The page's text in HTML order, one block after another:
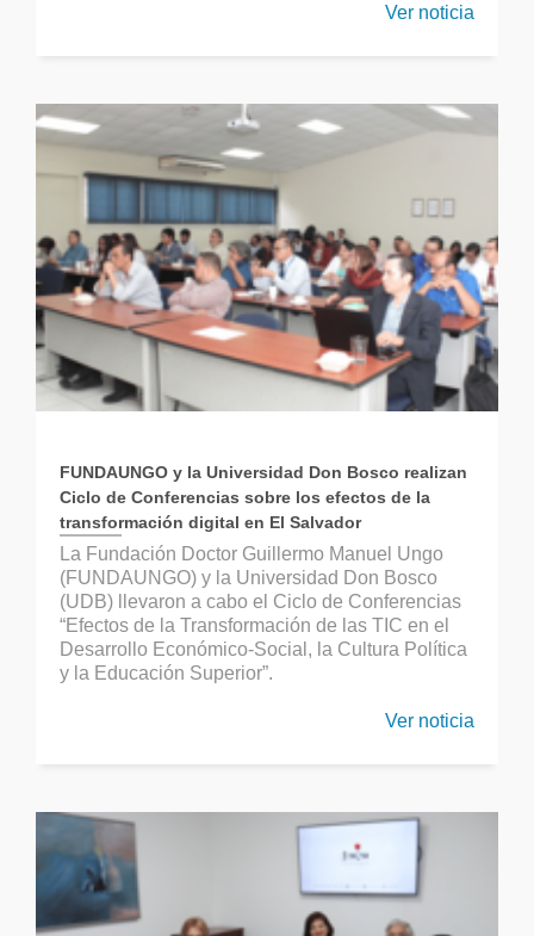
Ver noticia
FUNDAUNGO y la Universidad Don Bosco realizan
Ciclo de Conferencias sobre los efectos de la
transformación digital en El Salvador
La Fundación Doctor Guillermo Manuel Ungo
(FUNDAUNGO) y la Universidad Don Bosco
(UDB) llevaron a cabo el Ciclo de Conferencias
“Efectos de la Transformación de las TIC en el
Desarrollo Económico-Social, la Cultura Política
y la Educación Superior”.
Ver noticia